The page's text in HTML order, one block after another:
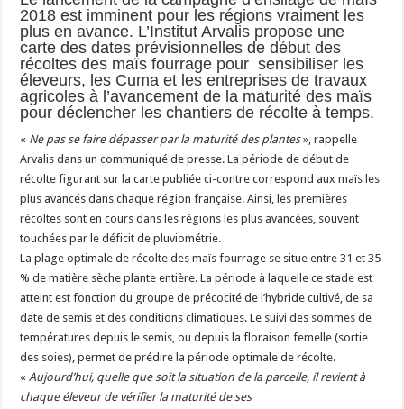
Les canicules freinent la collecte laitière
2018 est imminent pour les régions vraiment les
plus en avance. L’Institut Arvalis propose une
carte des dates prévisionnelles de début des
récoltes des maïs fourrage pour sensibiliser les
éleveurs, les Cuma et les entreprises de travaux
agricoles à l’avancement de la maturité des maïs
pour déclencher les chantiers de récolte à temps.
« Ne pas se faire dépasser par la maturité des plantes», rappelle
Arvalis dans un communiqué de presse. La période de début de
récolte figurant sur la carte publiée ci-contre correspond aux maïs les
plus avancés dans chaque région française. Ainsi, les premières
récoltes sont en cours dans les régions les plus avancées, souvent
touchées par le déficit de pluviométrie.
La plage optimale de récolte des maïs fourrage se situe entre 31 et 35
% de matière sèche plante entière. La période à laquelle ce stade est
atteint est fonction du groupe de précocité de l’hybride cultivé, de sa
date de semis et des conditions climatiques. Le suivi des sommes de
températures depuis le semis, ou depuis la floraison femelle (sortie
des soies), permet de prédire la période optimale de récolte.
«Aujourd’hui, quelle que soit la situation de la parcelle, il revient à
chaque éleveur de vérifier la maturité de ses